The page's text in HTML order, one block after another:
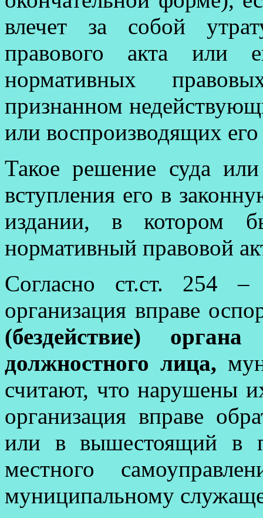
влечет за собой
правового акта или
нормативных
признанном
или воспроизводящих
Такое решение суда
вступления его в
издании, в котором
нормативный правовой
Согласно ст.ст.
организация вправе
(бездействие)
должностного лица,
считают, что нарушены
организация вправе
или в вышестоящий в
местного
муниципальному